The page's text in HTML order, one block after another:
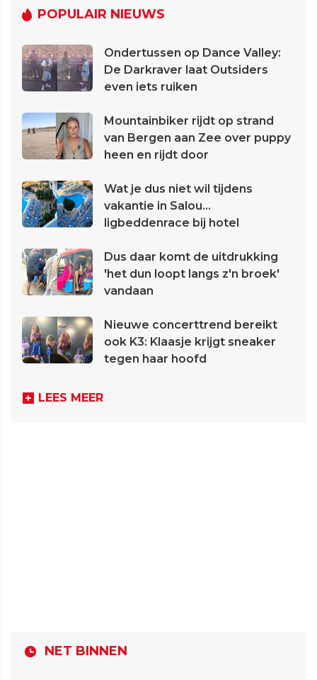
POPULAIR NIEUWS
Ondertussen op Dance Valley:
De Darkraver laat Outsiders
even iets ruiken
Mountainbiker rijdt op strand
van Bergen aan Zee over puppy
heen en rijdt door
Wat je dus niet wil tijdens
vakantie in Salou...
ligbeddenrace bij hotel
Dus daar komt de uitdrukking
'het dun loopt langs z'n broek'
vandaan
Nieuwe concerttrend bereikt
ook K3: Klaasje krijgt sneaker
tegen haar hoofd
LEES MEER
NET BINNEN